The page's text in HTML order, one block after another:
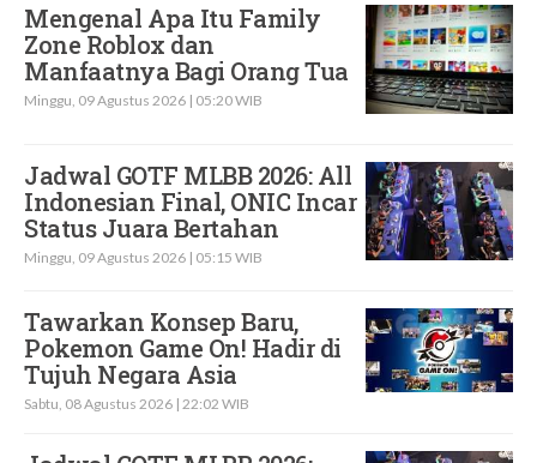
Mengenal Apa Itu Family
Zone Roblox dan
Manfaatnya Bagi Orang Tua
Minggu, 09 Agustus 2026 | 05:20 WIB
Jadwal GOTF MLBB 2026: All
Indonesian Final, ONIC Incar
Status Juara Bertahan
Minggu, 09 Agustus 2026 | 05:15 WIB
Tawarkan Konsep Baru,
Pokemon Game On! Hadir di
Tujuh Negara Asia
Sabtu, 08 Agustus 2026 | 22:02 WIB